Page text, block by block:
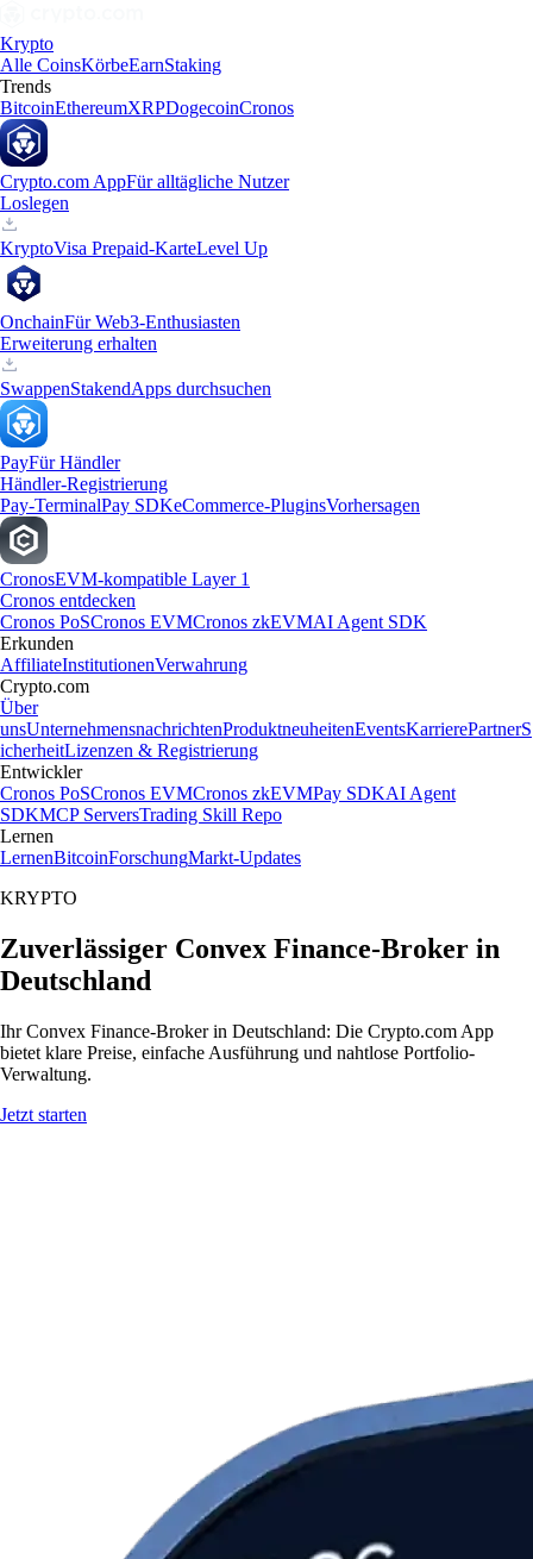
Krypto
Alle CoinsKörbeEarnStaking
Trends
BitcoinEthereumXRPDogecoinCronos
Crypto.com AppFür alltägliche Nutzer
Loslegen
KryptoVisa Prepaid-KarteLevel Up
OnchainFür Web3-Enthusiasten
Erweiterung erhalten
SwappenStakendApps durchsuchen
PayFür Händler
Händler-Registrierung
Pay-TerminalPay SDKeCommerce-PluginsVorhersagen
CronosEVM-kompatible Layer 1
Cronos entdecken
Cronos PoSCronos EVMCronos zkEVMAI Agent SDK
Erkunden
AffiliateInstitutionenVerwahrung
Crypto.com
Über
unsUnternehmensnachrichtenProduktneuheitenEventsKarrierePartnerS
icherheitLizenzen & Registrierung
Entwickler
Cronos PoSCronos EVMCronos zkEVMPay SDKAI Agent
SDKMCP ServersTrading Skill Repo
Lernen
LernenBitcoinForschungMarkt-Updates
KRYPTO
Zuverlässiger Convex Finance-Broker in
Deutschland
Ihr Convex Finance-Broker in Deutschland: Die Crypto.com App
bietet klare Preise, einfache Ausführung und nahtlose Portfolio-
Verwaltung.
Jetzt starten